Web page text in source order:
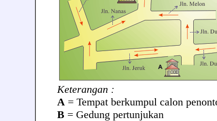
Keterangan :
A = Tempat berkumpul calon
B = Gedung pertunjukan